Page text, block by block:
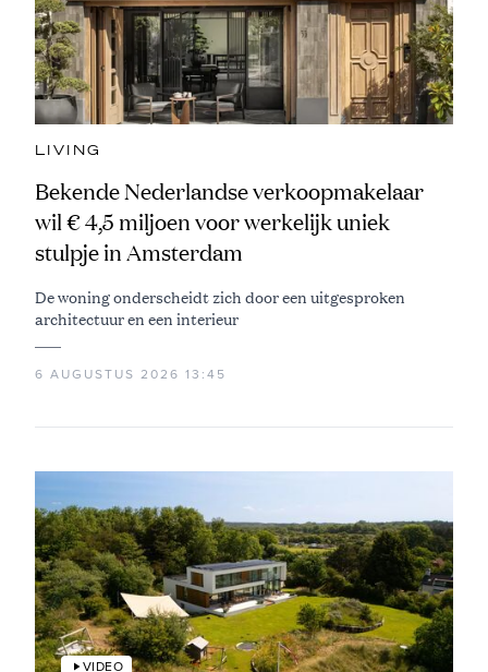
LIVING
Bekende Nederlandse verkoopmakelaar
wil € 4,5 miljoen voor werkelijk uniek
stulpje in Amsterdam
De woning onderscheidt zich door een uitgesproken
architectuur en een interieur
6 AUGUSTUS 2026 13:45
VIDEO